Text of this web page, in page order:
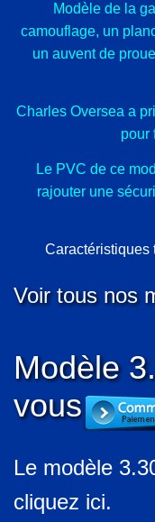
Modèle de la
camouflage, un
un auvent de
Charles Oversea a
pour
Le PVC de ce
rajouter une
Caractéristiques
Voir tous nos
Modèle
vous
Le modèle
cliquez ici.